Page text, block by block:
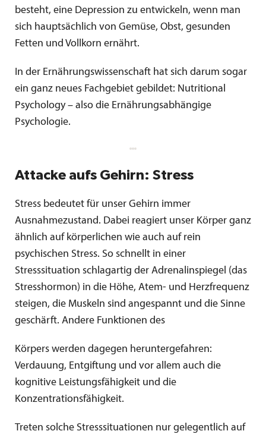
besteht, eine Depression zu entwickeln, wenn man
sich hauptsächlich von Gemüse, Obst, gesunden
Fetten und Vollkorn ernährt.
In der Ernährungswissenschaft hat sich darum sogar
ein ganz neues Fachgebiet gebildet: Nutritional
Psychology – also die Ernährungsabhängige
Psychologie.
Attacke aufs Gehirn: Stress
Stress bedeutet für unser Gehirn immer
Ausnahmezustand. Dabei reagiert unser Körper ganz
ähnlich auf körperlichen wie auch auf rein
psychischen Stress. So schnellt in einer
Stresssituation schlagartig der Adrenalinspiegel (das
Stresshormon) in die Höhe, Atem- und Herzfrequenz
steigen, die Muskeln sind angespannt und die Sinne
geschärft. Andere Funktionen des
Körpers werden dagegen heruntergefahren:
Verdauung, Entgiftung und vor allem auch die
kognitive Leistungsfähigkeit und die
Konzentrationsfähigkeit.
Treten solche Stresssituationen nur gelegentlich auf